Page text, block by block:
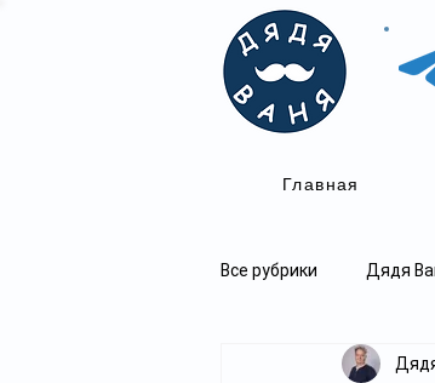
Главная
Все рубрики Дядя